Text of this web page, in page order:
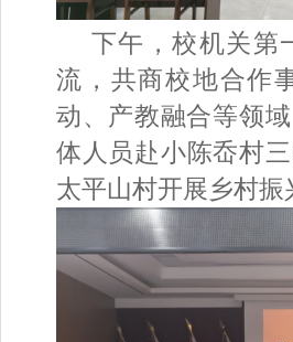
下午，校机关第
流，共商校地合作
动、产教融合等领
体人员赴小陈岙村
太平山村开展乡村振